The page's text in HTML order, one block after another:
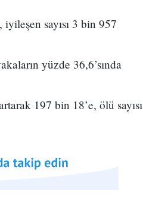
sayısı 3 bin 957
yüzde 36,6’sında
197 bin 18’e, ölü sayısı